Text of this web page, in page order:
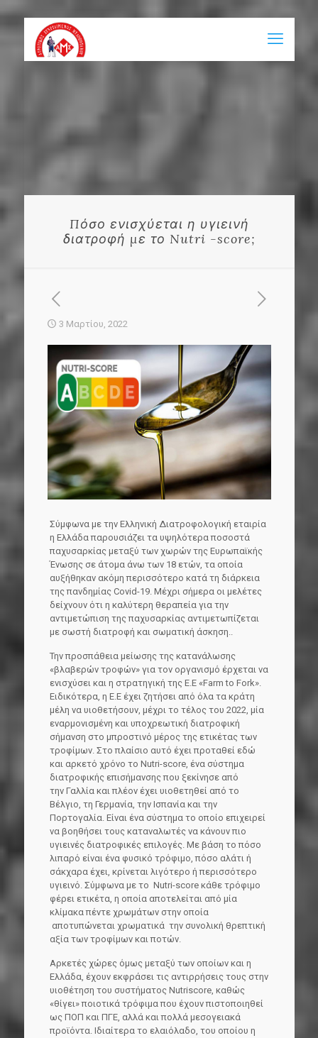
Πόσο ενισχύεται η υγιεινή
διατροφή με το Nutri -score;
3 Μαρτίου, 2022
Σύμφωνα με την Ελληνική Διατροφολογική εταιρία
η Ελλάδα παρουσιάζει τα υψηλότερα ποσοστά
παχυσαρκίας μεταξύ των χωρών της Ευρωπαϊκής
Ένωσης σε άτομα άνω των 18 ετών, τα οποία
αυξήθηκαν ακόμη περισσότερο κατά τη διάρκεια
της πανδημίας Covid-19. Μέχρι σήμερα οι μελέτες
δείχνουν ότι η καλύτερη θεραπεία για την
αντιμετώπιση της παχυσαρκίας αντιμετωπίζεται
με σωστή διατροφή και σωματική άσκηση..
Την προσπάθεια μείωσης της κατανάλωσης
«βλαβερών τροφών» για τον οργανισμό έρχεται να
ενισχύσει και η στρατηγική της Ε.Ε «Farm to Fork».
Ειδικότερα, η Ε.Ε έχει ζητήσει από όλα τα κράτη
μέλη να υιοθετήσουν, μέχρι το τέλος του 2022, μία
εναρμονισμένη και υποχρεωτική διατροφική
σήμανση στο μπροστινό μέρος της ετικέτας των
τροφίμων. Στο πλαίσιο αυτό έχει προταθεί εδώ
και αρκετό χρόνο το Nutri-score, ένα σύστημα
διατροφικής επισήμανσης που ξεκίνησε από
την Γαλλία και πλέον έχει υιοθετηθεί από το
Βέλγιο, τη Γερμανία, την Ισπανία και την
Πορτογαλία. Είναι ένα σύστημα το οποίο επιχειρεί
να βοηθήσει τους καταναλωτές να κάνουν πιο
υγιεινές διατροφικές επιλογές. Με βάση το πόσο
λιπαρό είναι ένα φυσικό τρόφιμο, πόσο αλάτι ή
σάκχαρα έχει, κρίνεται λιγότερο ή περισσότερο
υγιεινό. Σύμφωνα με το Nutri-score κάθε τρόφιμο
φέρει ετικέτα, η οποία αποτελείται από μία
κλίμακα πέντε χρωμάτων στην οποία
αποτυπώνεται χρωματικά την συνολική θρεπτική
αξία των τροφίμων και ποτών.
Αρκετές χώρες όμως μεταξύ των οποίων και η
Ελλάδα, έχουν εκφράσει τις αντιρρήσεις τους στην
υιοθέτηση του συστήματος Nutriscore, καθώς
«θίγει» ποιοτικά τρόφιμα που έχουν πιστοποιηθεί
ως ΠΟΠ και ΠΓΕ, αλλά και πολλά μεσογειακά
προϊόντα. Ιδιαίτερα το ελαιόλαδο, του οποίου η